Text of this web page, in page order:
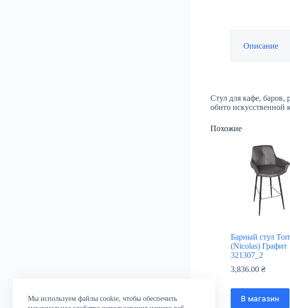
Мы используем файлы cookie, чтобы обеспечить
Описание
Стул для кафе, баров,
обито искусственной
Похожие
Барный стул
(Nicolas) Графит
321307_2
3,836.00 ₴
В магазин